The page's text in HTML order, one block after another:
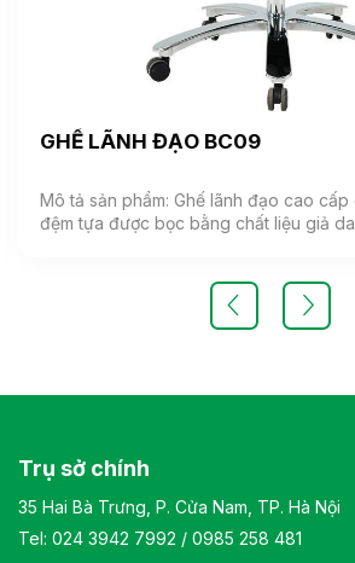
GHẾ LÃNH ĐẠO BC09
Mô tả sản phẩm: Ghế lãnh đạo cao
đệm tựa được bọc bằng chất liệu giả
bảo tính bền vững và thẩm mỹ.( Sản
Màu sắc: Tùy chọn Chất liệu: Ghế lãnh
Trụ sở chính
35 Hai Bà Trưng, P. Cửa Nam, TP. Hà Nội
Tel: 024 3942 7992 / 0985 258 481